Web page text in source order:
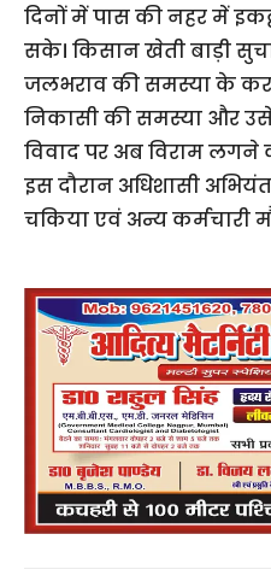
दिनों में पास की नहर में
सके। किसान खेती बाड़ी
जलभराव की समस्या के
निकासी की समस्या और
विवाद पर अब विराम लगने
इस दौरान अधिशासी
चकिया एवं अन्य कर्मचारी